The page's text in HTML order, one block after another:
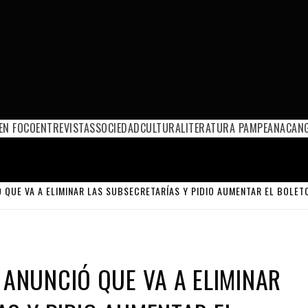
EN FOCOENTREVISTASSOCIEDADCULTURALITERATURA PAMPEANA
VA A ELIMINAR LAS SUBSECRETARÍAS Y PIDIO AUMENTAR EL
QUE VA A ELIMINAR